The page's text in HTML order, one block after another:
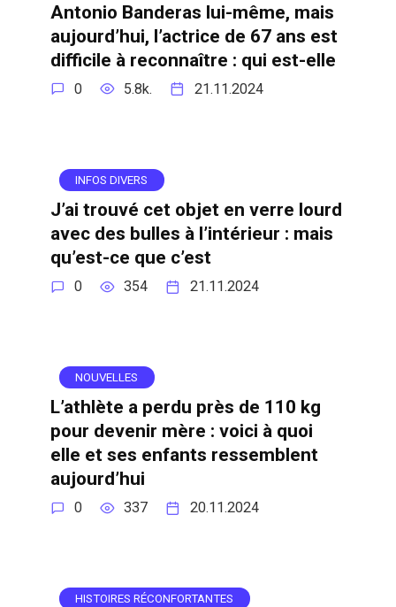
Antonio Banderas lui-même, mais
aujourd’hui, l’actrice de 67 ans est
difficile à reconnaître : qui est-elle
0 5.8k. 21.11.2024
INFOS DIVERS
J’ai trouvé cet objet en verre lourd
avec des bulles à l’intérieur : mais
qu’est-ce que c’est
0 354 21.11.2024
NOUVELLES
L’athlète a perdu près de 110 kg
pour devenir mère : voici à quoi
elle et ses enfants ressemblent
aujourd’hui
0 337 20.11.2024
HISTOIRES RÉCONFORTANTES